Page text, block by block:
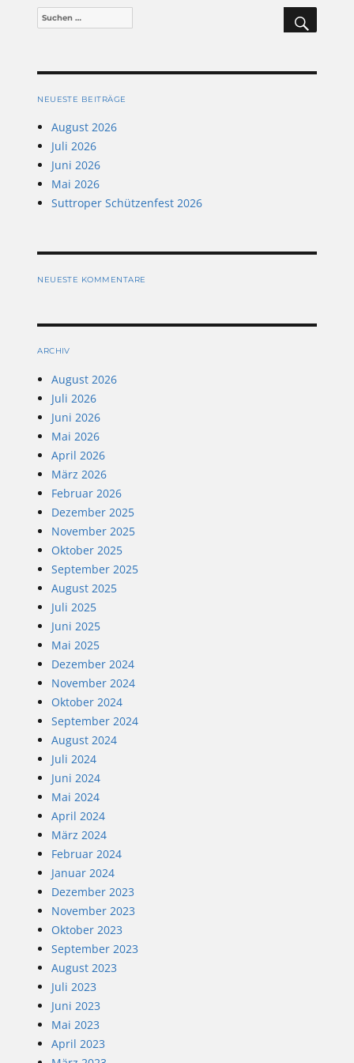
Suchen
SUCHEN
NEUESTE BEITRÄGE
August 2026
Juli 2026
Juni 2026
Mai 2026
Suttroper Schützenfest 2026
NEUESTE KOMMENTARE
ARCHIV
August 2026
Juli 2026
Juni 2026
Mai 2026
April 2026
März 2026
Februar 2026
Dezember 2025
November 2025
Oktober 2025
September 2025
August 2025
Juli 2025
Juni 2025
Mai 2025
Dezember 2024
November 2024
Oktober 2024
September 2024
August 2024
Juli 2024
Juni 2024
Mai 2024
April 2024
März 2024
Februar 2024
Januar 2024
Dezember 2023
November 2023
Oktober 2023
September 2023
August 2023
Juli 2023
Juni 2023
Mai 2023
April 2023